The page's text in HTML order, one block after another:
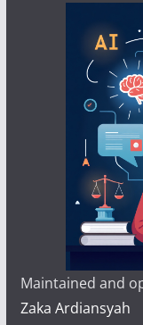
Maintained and
Zaka Ardiansyah